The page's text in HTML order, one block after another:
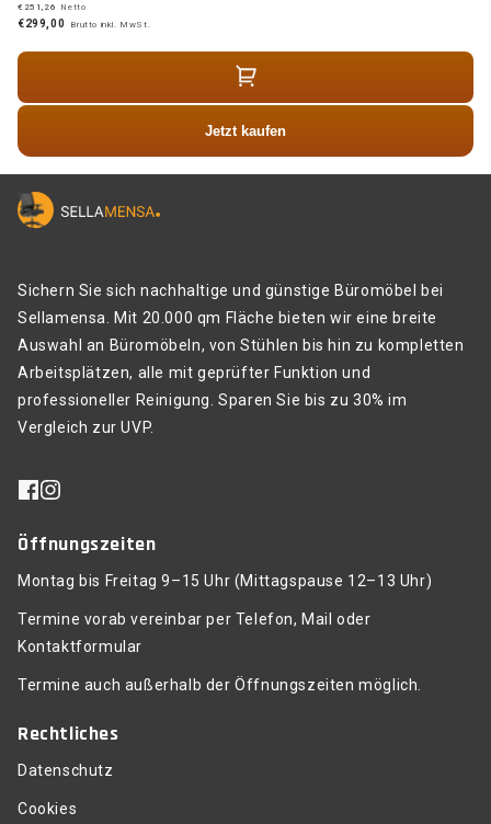
€251,26 Netto
€299,00 Brutto inkl. MwSt.
Jetzt kaufen
Sichern Sie sich nachhaltige und günstige Büromöbel bei
Sellamensa. Mit 20.000 qm Fläche bieten wir eine breite
Auswahl an Büromöbeln, von Stühlen bis hin zu kompletten
Arbeitsplätzen, alle mit geprüfter Funktion und
professioneller Reinigung. Sparen Sie bis zu 30% im
Vergleich zur UVP.
Öffnungszeiten
Montag bis Freitag 9–15 Uhr (Mittagspause 12–13 Uhr)
Termine vorab vereinbar per Telefon, Mail oder
Kontaktformular
Termine auch außerhalb der Öffnungszeiten möglich.
Rechtliches
Datenschutz
Cookies